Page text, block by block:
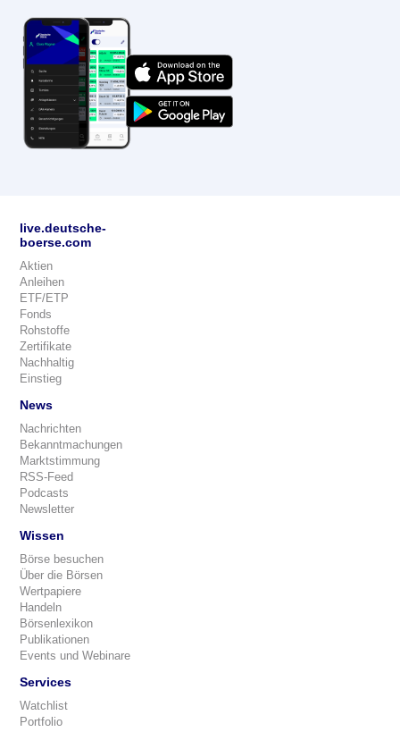
live.deutsche-
boerse.com
Aktien
Anleihen
ETF/ETP
Fonds
Rohstoffe
Zertifikate
Nachhaltig
Einstieg
News
Nachrichten
Bekanntmachungen
Marktstimmung
RSS-Feed
Podcasts
Newsletter
Wissen
Börse besuchen
Über die Börsen
Wertpapiere
Handeln
Börsenlexikon
Publikationen
Events und Webinare
Services
Watchlist
Portfolio